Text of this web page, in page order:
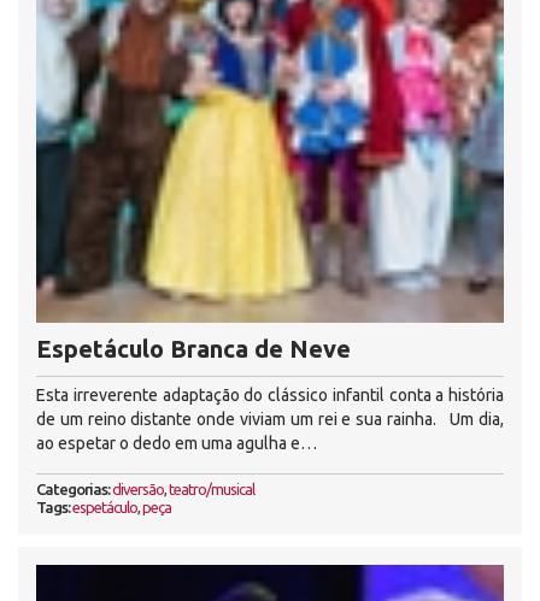
Espetáculo Branca de Neve
Esta irreverente adaptação do clássico infantil conta a história
de um reino distante onde viviam um rei e sua rainha. Um dia,
ao espetar o dedo em uma agulha e…
Categorias:diversão,teatro/musical
Tags:espetáculo,peça